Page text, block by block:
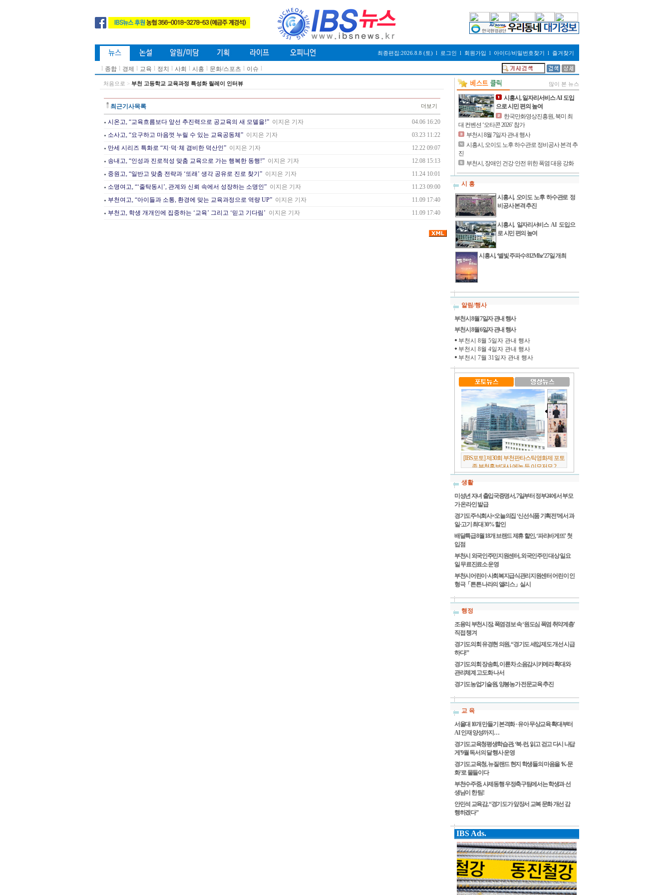
최종편집:2026.8.8 (토) l 로그인 l 회원가입 l 아이디/비밀번호찾기 l 즐겨찾기
l 종합 l 경제 l 교육 l 정치 l 사회 l 시흥 l 문화/스포츠 l 이슈 l
처음으로 >부천 고등학교 교육과정 특성화 릴레이 인터뷰
최근기사목록 더보기
● 시온고, “교육흐름보다 앞선 추진력으로 공교육의 새 모델을!” 이지은 기자 04.06 16:20
● 소사고, “요구하고 마음껏 누릴 수 있는 교육공동체” 이지은 기자 03.23 11:22
● 만세 시리즈 특화로 “지·덕·체 겸비한 덕산인” 이지은 기자 12.22 09:07
● 송내고, “인성과 진로적성 맞춤 교육으로 가는 행복한 동행!” 이지은 기자 12.08 15:13
● 중원고, “일반고 맞춤 전략과 ‘또래’ 생각 공유로 진로 찾기” 이지은 기자 11.24 10:01
● 소명여고, “‘줄탁동시’, 관계와 신뢰 속에서 성장하는 소명인” 이지은 기자 11.23 09:00
● 부천여고, “아이들과 소통, 환경에 맞는 교육과정으로 역량 UP” 이지은 기자 11.09 17:40
● 부천고, 학생 개개인에 집중하는 ‘교육’ 그리고 ‘믿고 기다림’ 이지은 기자 11.09 17:40
많이 본 뉴스
시흥시, 일자리서비스 AI 도입
으로 시민 편의 높여
한국만화영상진흥원, 북미 최
대 컨벤션 ‘오타콘 2026’ 참가
부천시 8월 7일자 관내 행사
시흥시, 오이도 노후 하수관로 정비공사 본격 추
진
부천시, 장애인 건강·안전 위한 폭염 대응 강화
시 흥
시흥시, 오이도 노후 하수관로 정
비공사 본격 추진
시흥시, 일자리서비스 AI 도입으
로 시민 편의 높여
시흥시, ‘별빛 주파수 812Mhz’ 27일 개최
알림/행사
부천시 8월 7일자 관내 행사
부천시 8월 6일자 관내 행사
부천시 8월 5일자 관내 행사
부천시 8월 4일자 관내 행사
부천시 7월 31일자 관내 행사
[IBS포토] 제30회 부천판타스틱영화제 포토
존 부천홍보대사 에녹 등 이모저모 2
생활
미성년 자녀 출입국증명서, 7일부터 정부24에서 부모
가 온라인 발급
경기도주식회사×오늘의집 ‘신선식품 기획전’에서 과
일·고기 최대 30% 할인
배달특급 8월 18개 브랜드 제휴 할인, ‘파리바게뜨’ 첫
입점
부천시 외국인주민지원센터, 외국인주민 대상 일요
일 무료진료소 운영
부천시어린이·사회복지급식관리지원센터 어린이 인
형극「튼튼 나라의 앨리스」실시
행정
조용익 부천시장, 폭염경보 속 ‘원도심 폭염 취약계층’
직접 챙겨
경기도의회 유경현 의원, “경기도 세입제도 개선 시급
하다!”
경기도의회 장송회, 이륜차 소음감시카메라 확대와
관리체계 고도화 나서
경기도농업기술원, 양봉농가 전문교육 추진
교 육
서울대 10개 만들기 본격화 · 유아 무상교육 확대부터
AI 인재 양성까지…
경기도교육청평생학습관, ‘북-런, 읽고 걷고 다시 나답
게’9월 독서의 달 행사 운영
경기도교육청, 뉴질랜드 현지 학생들의 마음을 ‘K-문
화’로 물들이다
부천수주중, 사제동행 우정축구팀에서는 학생과 선
생님이 한 팀!
안민석 교육감, “경기도가 앞장서 교복 문화 개선 감
행하겠다”